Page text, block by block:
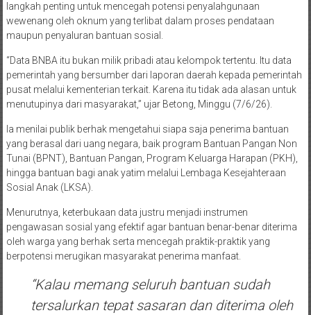
langkah penting untuk mencegah potensi penyalahgunaan
wewenang oleh oknum yang terlibat dalam proses pendataan
maupun penyaluran bantuan sosial.
“Data BNBA itu bukan milik pribadi atau kelompok tertentu. Itu data
pemerintah yang bersumber dari laporan daerah kepada pemerintah
pusat melalui kementerian terkait. Karena itu tidak ada alasan untuk
menutupinya dari masyarakat,” ujar Betong, Minggu (7/6/26).
Ia menilai publik berhak mengetahui siapa saja penerima bantuan
yang berasal dari uang negara, baik program Bantuan Pangan Non
Tunai (BPNT), Bantuan Pangan, Program Keluarga Harapan (PKH),
hingga bantuan bagi anak yatim melalui Lembaga Kesejahteraan
Sosial Anak (LKSA).
Menurutnya, keterbukaan data justru menjadi instrumen
pengawasan sosial yang efektif agar bantuan benar-benar diterima
oleh warga yang berhak serta mencegah praktik-praktik yang
berpotensi merugikan masyarakat penerima manfaat.
“Kalau memang seluruh bantuan sudah
tersalurkan tepat sasaran dan diterima oleh